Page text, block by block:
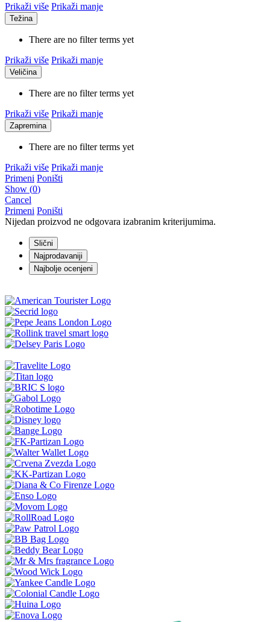
Prikaži više Prikaži manje
Težina
There are no filter terms yet
Prikaži više Prikaži manje
Veličina
There are no filter terms yet
Prikaži više Prikaži manje
Zapremina
There are no filter terms yet
Prikaži više Prikaži manje
Primeni Poništi
Show (0)
Cancel
Primeni Poništi
Nijedan proizvod ne odgovara izabranim kriterijumima.
Slični
Najprodavaniji
Najbolje ocenjeni